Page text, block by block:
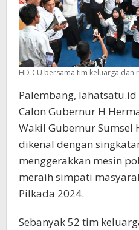
HD-CU bersama tim keluarga dan
Palembang, lahatsatu.id
Calon Gubernur H
Wakil Gubernur Sumsel
dikenal dengan
menggerakkan mesin
meraih simpati
Pilkada 2024.
Sebanyak 52 tim